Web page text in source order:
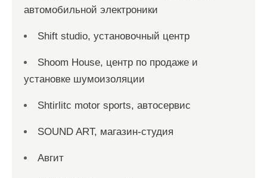
автомобильной электроники
Shift studio, установочный центр
Shoom House, центр по продаже и
установке шумоизоляции
Shtirlitc motor sports, автосервис
SOUND ART, магазин-студия
Авгит